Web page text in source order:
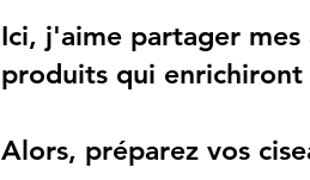
Ici, j'aime partager
produits qui enrichiront
Alors, préparez vos